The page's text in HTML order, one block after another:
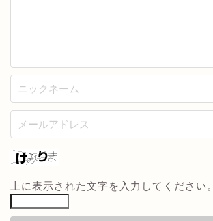
上に表示された文字を入力してください。